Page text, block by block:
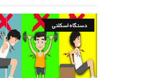
دستگاه اسکلتی